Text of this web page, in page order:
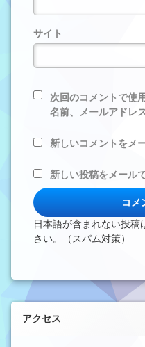
サイト
次回のコメントで使
名前、メールアドレ
新しいコメントをメ
新しい投稿をメール
日本語が含まれない投
さい。（スパム対策）
左サイドバー
アクセス